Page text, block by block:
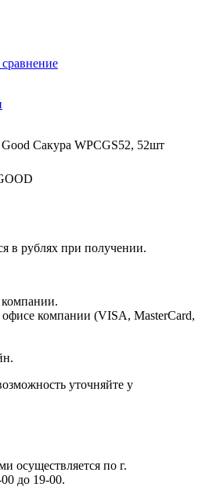
Сакура WPCGS52, 52шт
в рублях при получении.
компании (VISA, MasterCard,
уточняйте у
осуществляется по г.
до 19-00.